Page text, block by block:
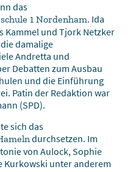
das
1 Nordenham. Ida
Kammel und Tjork Netzker
damalige
Andretta und
Debatten zum Ausbau
und die Einführung
Patin der Redaktion war
(SPD).
sich das
durchsetzen. Im
von Aulock, Sophie
Kurkowski unter anderem